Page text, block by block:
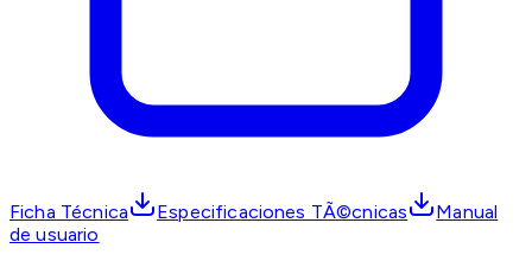
Ficha Técnica Especificaciones TÃ©cnicas
Manual
de usuario